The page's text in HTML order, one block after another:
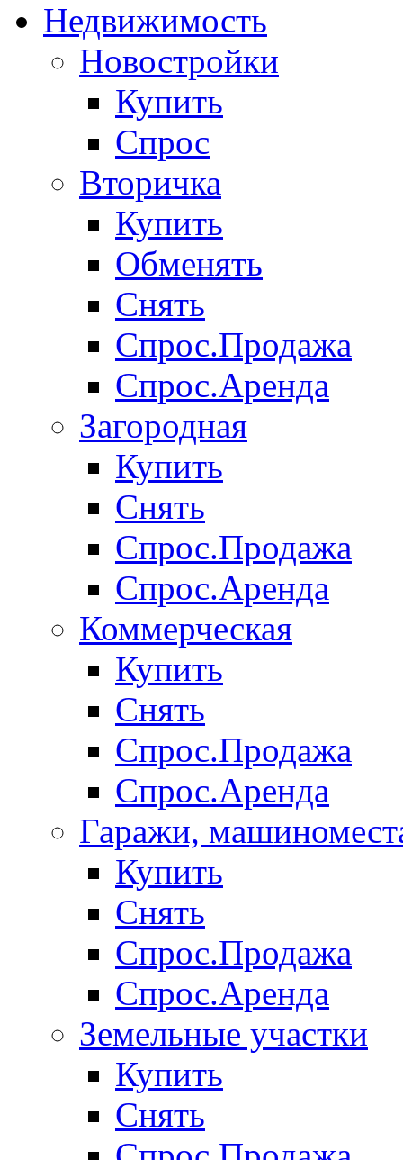
Недвижимость
Новостройки
Купить
Спрос
Вторичка
Купить
Обменять
Снять
Спрос.Продажа
Спрос.Аренда
Загородная
Купить
Снять
Спрос.Продажа
Спрос.Аренда
Коммерческая
Купить
Снять
Спрос.Продажа
Спрос.Аренда
Гаражи,
Купить
Снять
Спрос.Продажа
Спрос.Аренда
Земельные участки
Купить
Снять